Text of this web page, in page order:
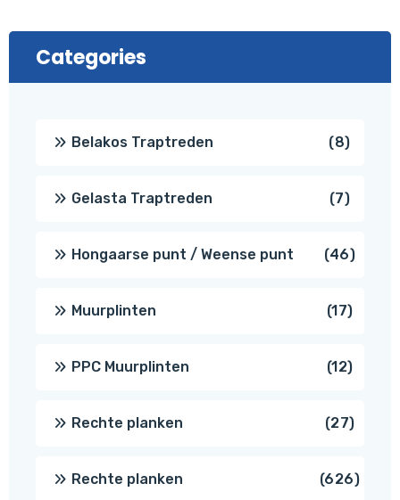
Categories
Belakos Traptreden 88
Gelasta Traptreden 77
Hongaarse punt / Weense punt 4646
Muurplinten 1717
PPC Muurplinten 1212
Rechte planken 2727
Rechte planken 626626